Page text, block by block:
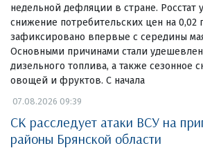
недельной дефляции в стране. Росстат
снижение потребительских цен на 0,02
зафиксировано впервые с середины
Основными причинами стали
дизельного топлива, а также сезонное
овощей и фруктов. С начала
07.08.2026 09:39
СК расследует атаки ВСУ на
районы Брянской области